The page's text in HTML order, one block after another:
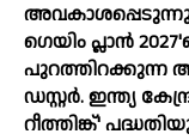
ഗെയിം പ്ലാന്‍
പുറത്തിറക്കുന്ന
ഡസ്റ്റര്‍. ഇന്ത്യ
റീത്തിങ്ക്'